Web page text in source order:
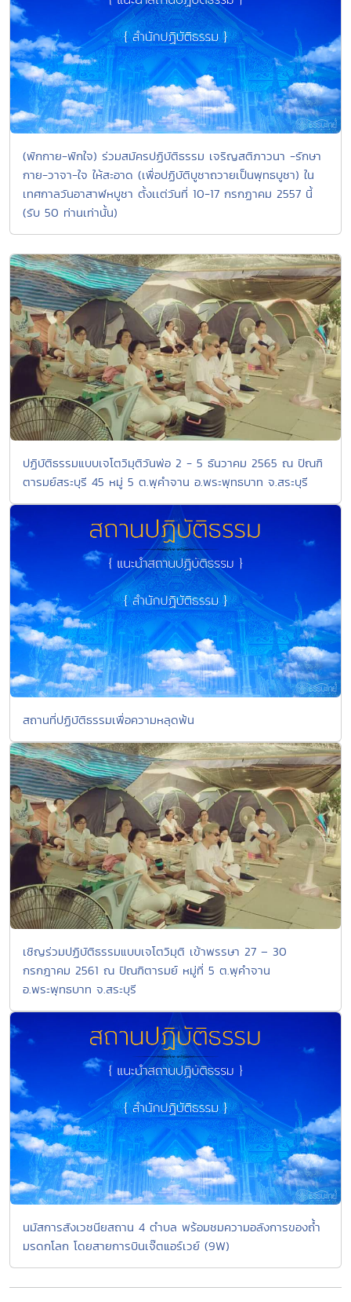
(พักกาย-พักใจ) ร่วมสมัครปฏิบัติธรรม เจริญสติภาวนา -รักษา
กาย-วาจา-ใจ ให้สะอาด (เพื่อปฏิบัติบูชาถวายเป็นพุทธบูชา) ใน
เทศกาลวันอาสาฬหบูชา ตั้งเเต่วันที่ 10-17 กรกฏาคม 2557 นี้
(รับ 50 ท่านเท่านั้น)
ปฏิบัติธรรมแบบเจโตวิมุติวันพ่อ 2 - 5 ธันวาคม 2565 ณ ปัณฑิ
ตารมย์สระบุรี 45 หมู่ 5 ต.พุคำจาน อ.พระพุทธบาท จ.สระบุรี
สถานที่ปฏิบัติธรรมเพื่อความหลุดพ้น
เชิญร่วมปฏิบัติธรรมแบบเจโตวิมุติ เข้าพรรษา 27 – 30
กรกฎาคม 2561 ณ ปัณฑิตารมย์ หมู่ที่ 5 ต.พุคำจาน
อ.พระพุทธบาท จ.สระบุรี
นมัสการสังเวชนียสถาน 4 ตำบล พร้อมชมความอลังการของถ้ำ
มรดกโลก โดยสายการบินเจ๊ตแอร์เวย์ (9W)